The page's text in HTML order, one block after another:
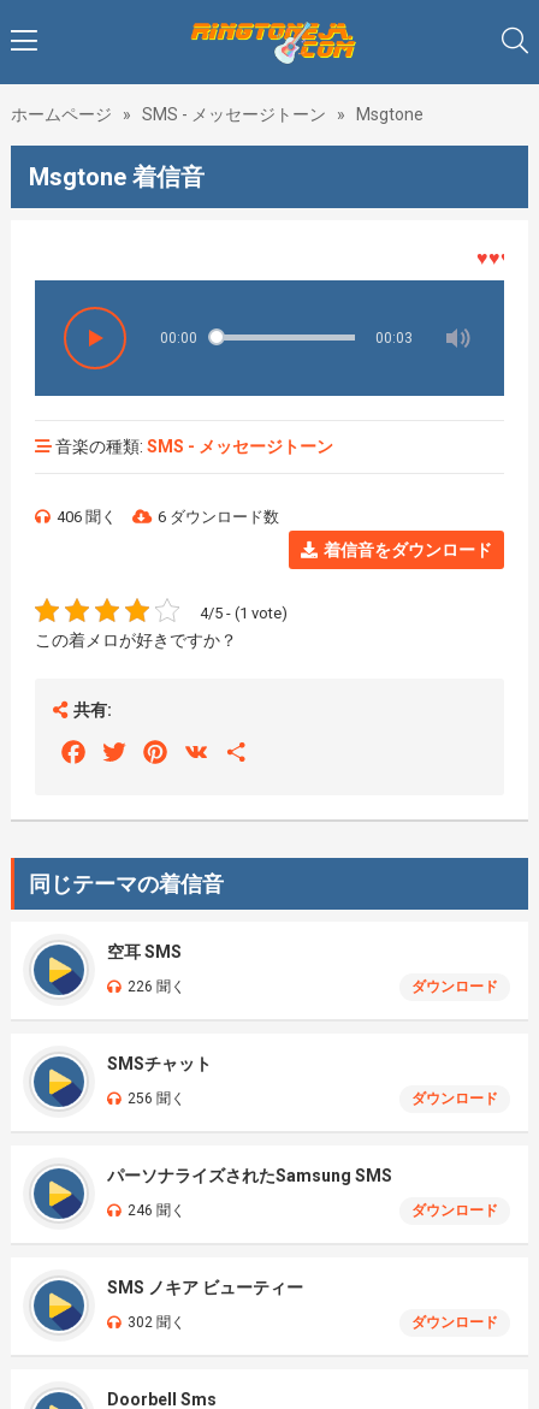
ホームページ » SMS - メッセージトーン » Msgtone
Msgtone 着信音
♥♥♥着メ
00:00 00:03
音楽の種類: SMS - メッセージトーン
406 聞く 6 ダウンロード数
着信音をダウンロード
4/5 - (1 vote)
この着メロが好きですか？
共有:
FacebookTwitterPinterest
VK
同じテーマの着信音
空耳 SMS
226 聞く ダウンロード
SMSチャット
256 聞く ダウンロード
パーソナライズされたSamsung SMS
246 聞く ダウンロード
SMS ノキア ビューティー
302 聞く ダウンロード
Doorbell Sms